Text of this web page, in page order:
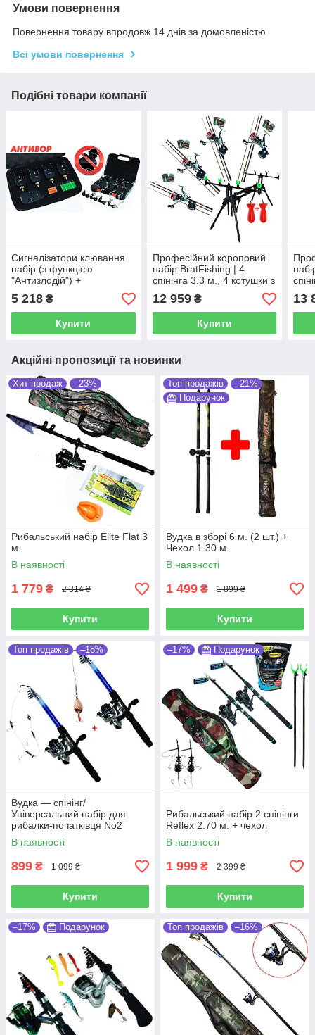
Умови повернення
Повернення товару впродовж 14 днів за домовленістю
Всі умови повернення
Подібні товари компанії
Сигналізатори клювання
набір (з функцією
"Антизлодій") +
свингери.АКЦІЯ! СУПЕР
ЦЕНА! АКЦІЯ!
5 218 ₴
Купити
Професійний короповий
набір BratFishing | 4
спінінга 3.3 м., 4 котушки з
бейтраннером, 4 ліски,
рід-під
12 959₴
Купити
рід-
13
Акційні пропозиції та новинки
Хит продаж –23%
Рибальський набір Elite Flat 3
м.
В наявності
1 779 ₴ 2 314 ₴
Купити
Топ продажів
–21%
Подарунок
Вудка в зборі 6 м. (2 шт.) +
Чехол 1.30 м.
В наявності
1 499 ₴ 1 899 ₴
Купити
Топ продажів –18%
Вудка — спінінг/
Універсальний набір для
рибалки-початківця No2
В наявності
899 ₴ 1 099 ₴
Купити
–17% Подарунок
Рибальський набір 2 спінінги
Reflex 2.70 м. + чехол
В наявності
1 999 ₴ 2 399 ₴
Купити
–17% Подарунок Топ продажів –16%